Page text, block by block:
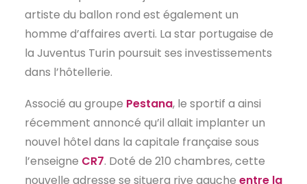
EN
artiste du ballon rond est également un
homme d’affaires averti. La star portugaise de
la Juventus Turin poursuit ses investissements
dans l’hôtellerie.
Associé au groupe Pestana, le sportif a ainsi
récemment annoncé qu’il allait implanter un
nouvel hôtel dans la capitale française sous
l’enseigne CR7. Doté de 210 chambres, cette
nouvelle adresse se situera rive gauche entre la